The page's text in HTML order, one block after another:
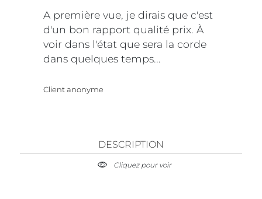
A première vue, je dirais que c'est
d'un bon rapport qualité prix. À
voir dans l'état que sera la corde
dans quelques temps...
Client anonyme
DESCRIPTION
Cliquez pour voir